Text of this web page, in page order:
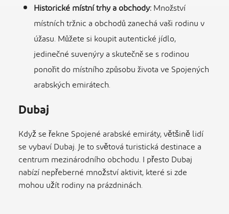
Historické místní trhy a obchody:Množství
místních tržnic a obchodů zanechá vaši rodinu v
úžasu. Můžete si koupit autentické jídlo,
jedinečné suvenýry a skutečně se s rodinou
ponořit do místního způsobu života ve Spojených
arabských emirátech.
Dubaj
Když se řekne Spojené arabské emiráty, většině lidí
se vybaví Dubaj. Je to světová turistická destinace a
centrum mezinárodního obchodu. I přesto Dubaj
nabízí nepřeberné množství aktivit, které si zde
mohou užít rodiny na prázdninách.